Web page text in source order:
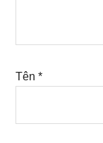
Tên*